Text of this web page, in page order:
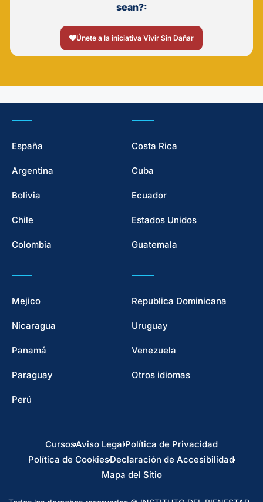
sean?:
Únete a la iniciativa Vivir Sin Dañar
España
Argentina
Bolivia
Chile
Colombia
Costa Rica
Cuba
Ecuador
Estados Unidos
Guatemala
Mejico
Nicaragua
Panamá
Paraguay
Perú
Republica Dominicana
Uruguay
Venezuela
Otros idiomas
CursosAviso LegalPolítica de Privacidad
Política de CookiesDeclaración de Accesibilidad
Mapa del Sitio